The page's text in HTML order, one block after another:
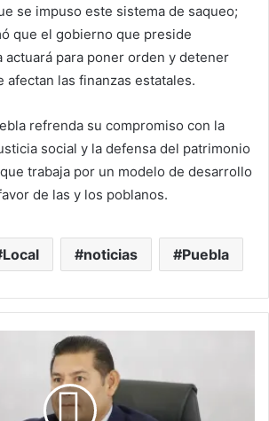
se impuso este sistema de saqueo;
que el gobierno que preside
actuará para poner orden y detener
afectan las finanzas estatales.
refrenda su compromiso con la
social y la defensa del patrimonio
trabaja por un modelo de desarrollo
de las y los poblanos.
Local noticias Puebla